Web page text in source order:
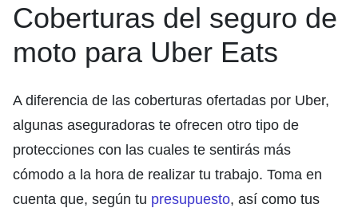
Coberturas del seguro de
moto para Uber Eats
A diferencia de las coberturas ofertadas por Uber,
algunas aseguradoras te ofrecen otro tipo de
protecciones con las cuales te sentirás más
cómodo a la hora de realizar tu trabajo. Toma en
cuenta que, según tu presupuesto, así como tus